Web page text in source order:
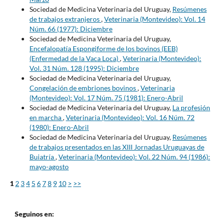
Sociedad de Medicina Veterinaria del Uruguay, Resúmenes
de trabajos extranjeros,Veterinaria (Montevideo): Vol. 14
Núm. 66 (1977): Diciembre
Sociedad de Medicina Veterinaria del Uruguay,
Encefalopatía Espongiforme de los bovinos (EEB)
(Enfermedad de la Vaca Loca),Veterinaria (Montevideo):
Vol. 31 Núm. 128 (1995): Diciembre
Sociedad de Medicina Veterinaria del Uruguay,
Congelación de embriones bovinos,Veterinaria
(Montevideo): Vol. 17 Núm. 75 (1981): Enero-Abril
Sociedad de Medicina Veterinaria del Uruguay, La profesión
en marcha,Veterinaria (Montevideo): Vol. 16 Núm. 72
(1980): Enero-Abril
Sociedad de Medicina Veterinaria del Uruguay, Resúmenes
de trabajos presentados en las XIII Jornadas Uruguayas de
Buiatría,Veterinaria (Montevideo): Vol. 22 Núm. 94 (1986):
mayo-agosto
1 2 34 5 678 9 10 > >>
Seguinos en: